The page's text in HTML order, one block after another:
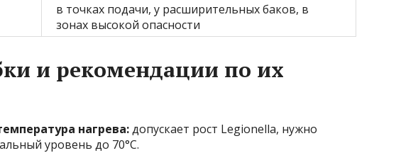
в точках подачи, у расширительных баков, в
зонах высокой опасности
и рекомендации по их
нагрева:допускает рост Legionella, нужно
уровень до 70°С.